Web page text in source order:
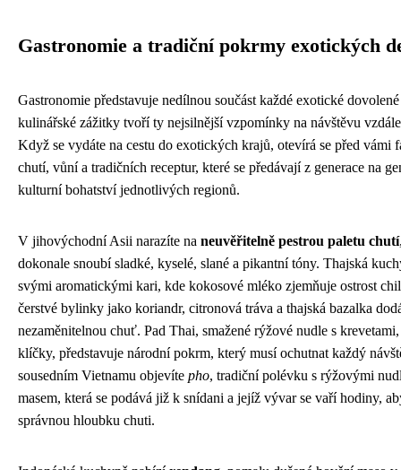
Gastronomie a tradiční pokrmy exotických
Gastronomie představuje nedílnou součást každé exotické
kulinářské zážitky tvoří ty nejsilnější vzpomínky na návštěvu
Když se vydáte na cestu do exotických krajů, otevírá se před vámi
chutí, vůní a tradičních receptur, které se předávají z generace na
kulturní bohatství jednotlivých regionů.
V jihovýchodní Asii narazíte na neuvěřitelně pestrou paletu chutí
dokonale snoubí sladké, kyselé, slané a pikantní tóny. Thajská
svými aromatickými kari, kde kokosové mléko zjemňuje ostrost
čerstvé bylinky jako koriandr, citronová tráva a thajská bazalka
nezaměnitelnou chuť. Pad Thai, smažené rýžové nudle s
klíčky, představuje národní pokrm, který musí ochutnat každý
sousedním Vietnamu objevíte pho, tradiční polévku s rýžovými
masem, která se podává již k snídani a jejíž vývar se vaří hodiny,
správnou hloubku chuti.